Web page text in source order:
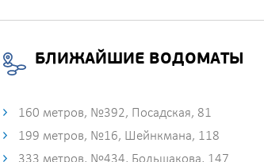
БЛИЖАЙШИЕ ВОДОМАТЫ
160 метров, №392, Посадская, 81
199 метров, №16, Шейнкмана, 118
333 метров, №434, Большакова, 147